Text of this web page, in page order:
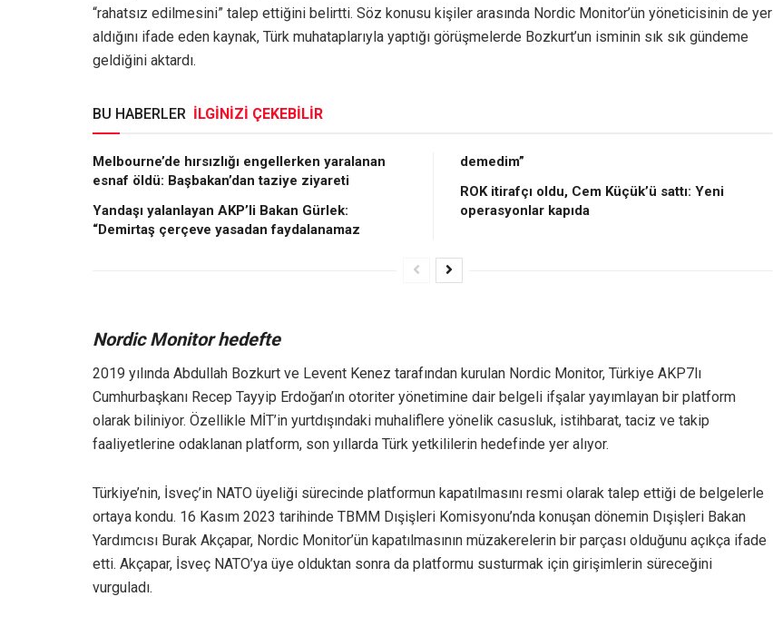
“rahatsız edilmesini” talep ettiğini belirtti. Söz konusu kişiler arasında Nordic Monitor’ün yöneticisinin de yer
aldığını ifade eden kaynak, Türk muhataplarıyla yaptığı görüşmelerde Bozkurt’un isminin sık sık gündeme
geldiğini aktardı.
BU HABERLER İLGİNİZİ ÇEKEBİLİR
Melbourne’de hırsızlığı engellerken yaralanan
esnaf öldü: Başbakan’dan taziye ziyareti
Yandaşı yalanlayan AKP’li Bakan Gürlek:
“Demirtaş çerçeve yasadan faydalanamaz
demedim”
ROK itirafçı oldu, Cem Küçük’ü sattı: Yeni
operasyonlar kapıda
Nordic Monitor hedefte
2019 yılında Abdullah Bozkurt ve Levent Kenez tarafından kurulan Nordic Monitor, Türkiye AKP7lı
Cumhurbaşkanı Recep Tayyip Erdoğan’ın otoriter yönetimine dair belgeli ifşalar yayımlayan bir platform
olarak biliniyor. Özellikle MİT’in yurtdışındaki muhaliflere yönelik casusluk, istihbarat, taciz ve takip
faaliyetlerine odaklanan platform, son yıllarda Türk yetkililerin hedefinde yer alıyor.
Türkiye’nin, İsveç’in NATO üyeliği sürecinde platformun kapatılmasını resmi olarak talep ettiği de belgelerle
ortaya kondu. 16 Kasım 2023 tarihinde TBMM Dışişleri Komisyonu’nda konuşan dönemin Dışişleri Bakan
Yardımcısı Burak Akçapar, Nordic Monitor’ün kapatılmasının müzakerelerin bir parçası olduğunu açıkça ifade
etti. Akçapar, İsveç NATO’ya üye olduktan sonra da platformu susturmak için girişimlerin süreceğini
vurguladı.